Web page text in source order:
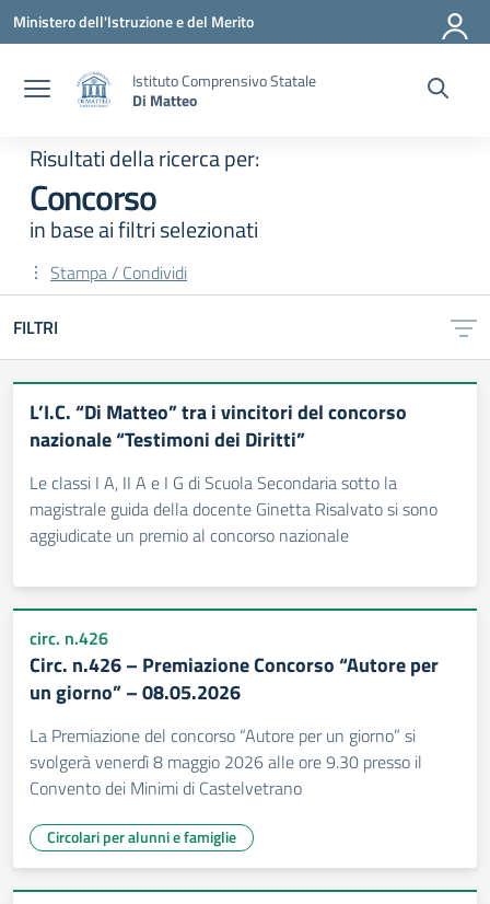
Vai ai contenuti
Vai al menu di navigazione
Vai al footer
Ministero dell'Istruzione e del Merito
Istituto Comprensivo Statale
Di Matteo
Risultati della ricerca per:
Concorso
in base ai filtri selezionati
Stampa / Condividi
FILTRI
Risultati di ricerca
L’I.C. “Di Matteo” tra i vincitori del concorso
nazionale “Testimoni dei Diritti”
Le classi I A, II A e I G di Scuola Secondaria sotto la
magistrale guida della docente Ginetta Risalvato si sono
aggiudicate un premio al concorso nazionale
circ. n.426
Circ. n.426 – Premiazione Concorso “Autore per
un giorno” – 08.05.2026
La Premiazione del concorso “Autore per un giorno” si
svolgerà venerdì 8 maggio 2026 alle ore 9.30 presso il
Convento dei Minimi di Castelvetrano
Circolari per alunni e famiglie